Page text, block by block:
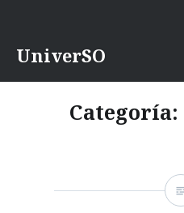
UniverSO
Categoría: